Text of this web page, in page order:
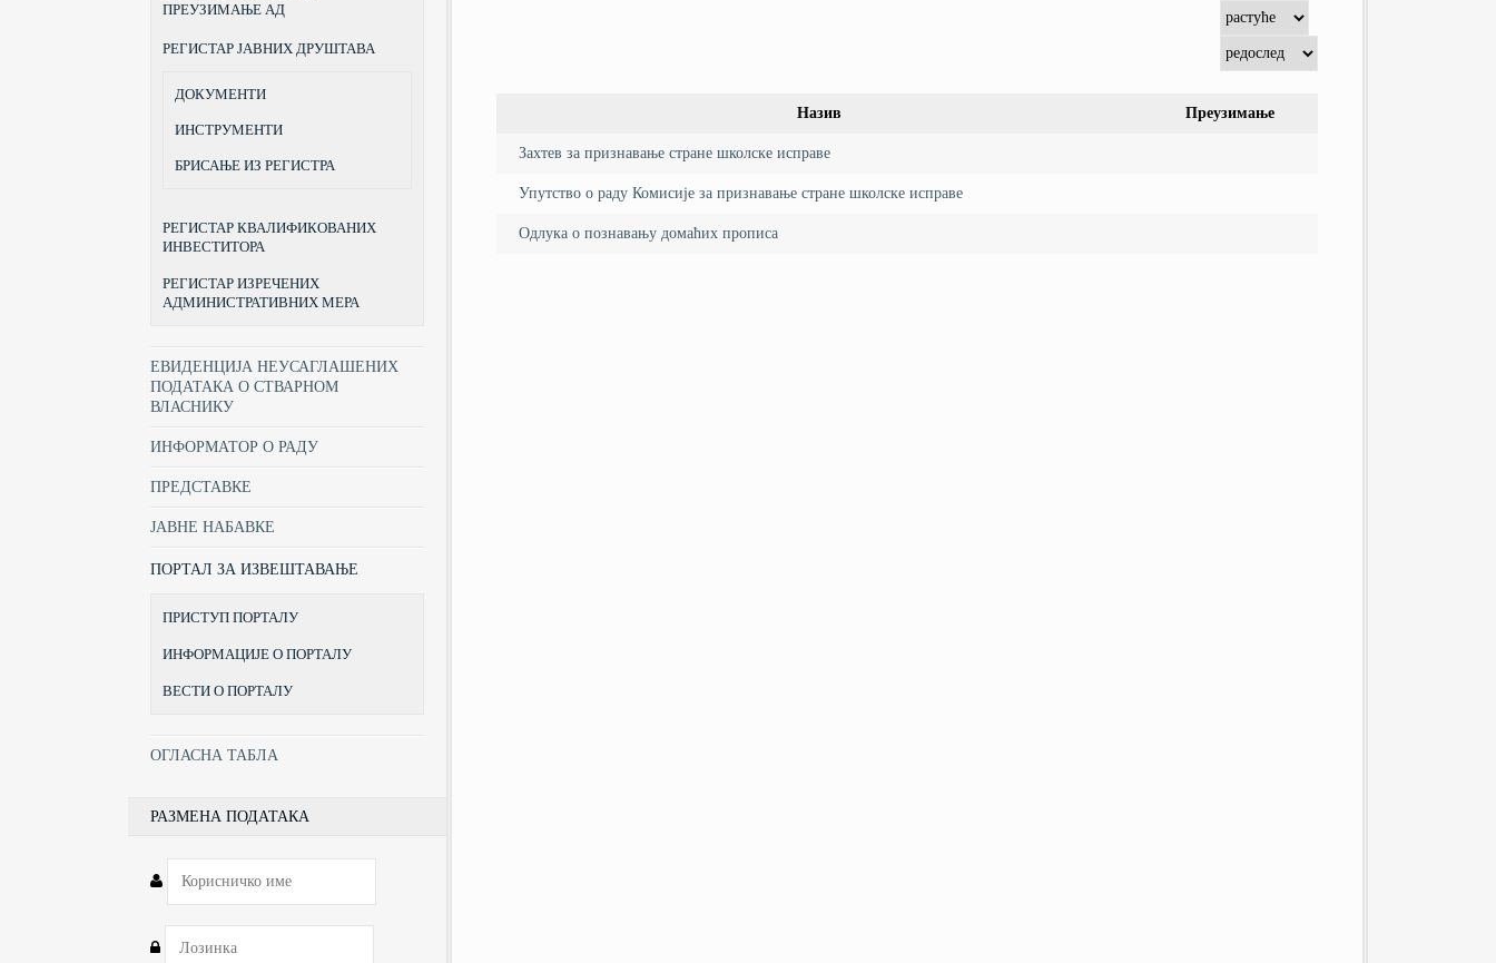
Назив Преузимање
Захтев за признавање стране школске исправе
Упутство о раду Комисије за признавање стране школске исправе
Одлука о познавању домаћих прописа
ПРЕУЗИМАЊЕ АД
РЕГИСТАР ЈАВНИХ ДРУШТАВА
ДОКУМЕНТИ
ИНСТРУМЕНТИ
БРИСАЊЕ ИЗ РЕГИСТРА
РЕГИСТАР КВАЛИФИКОВАНИХ
ИНВЕСТИТОРА
РЕГИСТАР ИЗРЕЧЕНИХ
АДМИНИСТРАТИВНИХ МЕРА
ЕВИДЕНЦИЈА НЕУСАГЛАШЕНИХ
ПОДАТАКА О СТВАРНОМ
ВЛАСНИКУ
ИНФОРМАТОР О РАДУ
ПРЕДСТАВКЕ
ЈАВНЕ НАБАВКЕ
ПОРТАЛ ЗА ИЗВЕШТАВАЊЕ
ПРИСТУП ПОРТАЛУ
ИНФОРМАЦИЈЕ О ПОРТАЛУ
ВЕСТИ О ПОРТАЛУ
ОГЛАСНА ТАБЛА
РАЗМЕНА ПОДАТАКА